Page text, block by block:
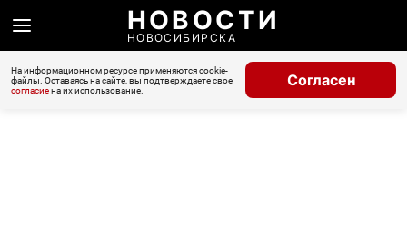
НОВОСТИ
НОВОСИБИРСКА
На информационном ресурсе применяются cookie-
файлы. Оставаясь на сайте, вы подтверждаете свое
согласиена их использование.
Согласен